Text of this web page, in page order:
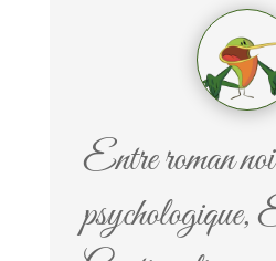
Entre roman
psychologique,